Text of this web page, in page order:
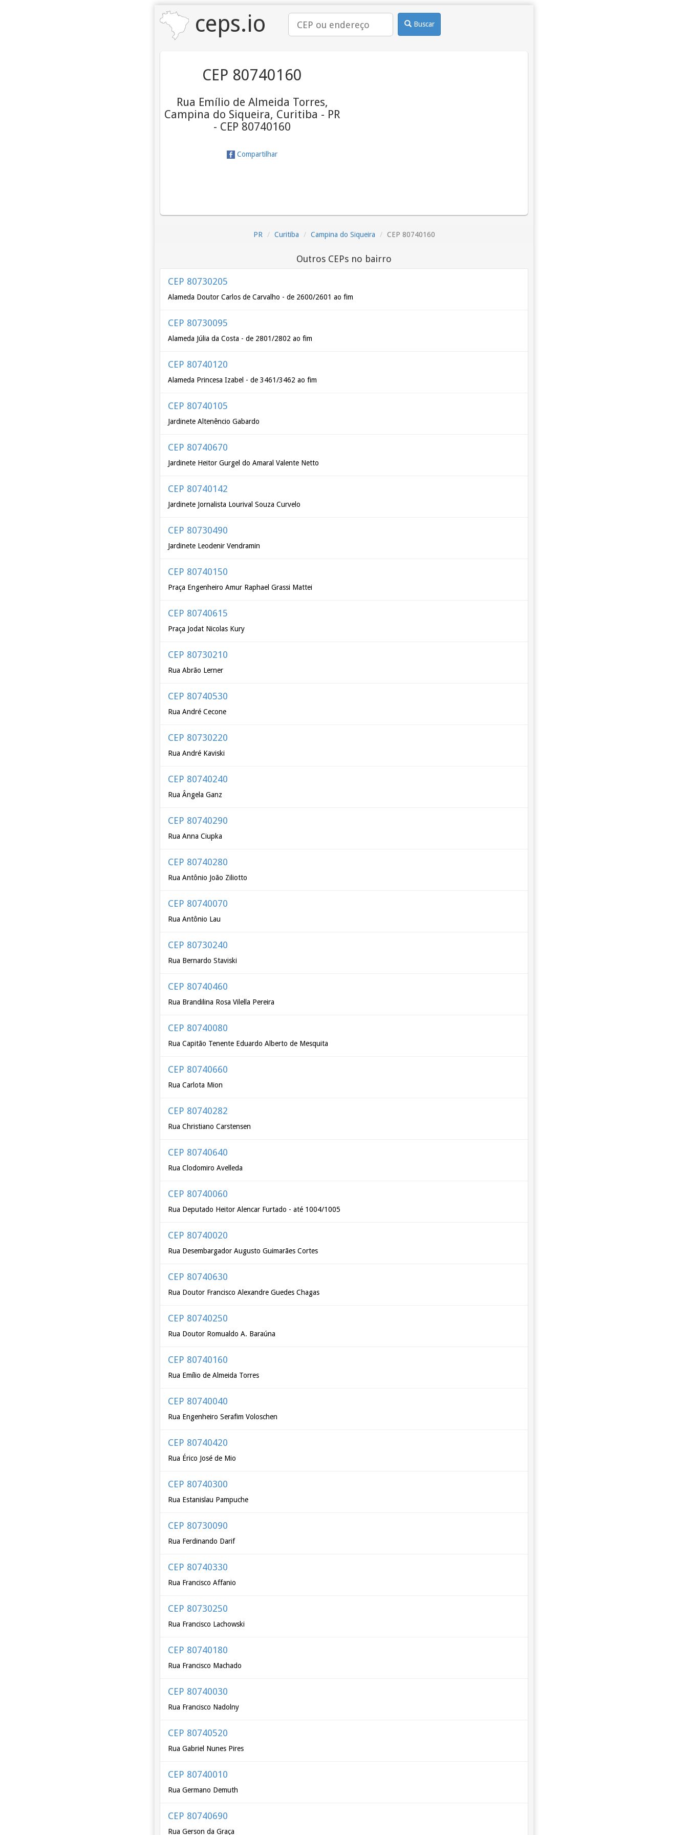
ceps.io Buscar
CEP 80740160
Rua Emílio de Almeida Torres,
Campina do Siqueira, Curitiba - PR
- CEP 80740160
Compartilhar
PR Curitiba Campina do Siqueira CEP 80740160
Outros CEPs no bairro
CEP 80730205
Alameda Doutor Carlos de Carvalho - de 2600/2601 ao fim
CEP 80730095
Alameda Júlia da Costa - de 2801/2802 ao fim
CEP 80740120
Alameda Princesa Izabel - de 3461/3462 ao fim
CEP 80740105
Jardinete Altenêncio Gabardo
CEP 80740670
Jardinete Heitor Gurgel do Amaral Valente Netto
CEP 80740142
Jardinete Jornalista Lourival Souza Curvelo
CEP 80730490
Jardinete Leodenir Vendramin
CEP 80740150
Praça Engenheiro Amur Raphael Grassi Mattei
CEP 80740615
Praça Jodat Nicolas Kury
CEP 80730210
Rua Abrão Lerner
CEP 80740530
Rua André Cecone
CEP 80730220
Rua André Kaviski
CEP 80740240
Rua Ângela Ganz
CEP 80740290
Rua Anna Ciupka
CEP 80740280
Rua Antônio João Ziliotto
CEP 80740070
Rua Antônio Lau
CEP 80730240
Rua Bernardo Staviski
CEP 80740460
Rua Brandilina Rosa Vilella Pereira
CEP 80740080
Rua Capitão Tenente Eduardo Alberto de Mesquita
CEP 80740660
Rua Carlota Mion
CEP 80740282
Rua Christiano Carstensen
CEP 80740640
Rua Clodomiro Avelleda
CEP 80740060
Rua Deputado Heitor Alencar Furtado - até 1004/1005
CEP 80740020
Rua Desembargador Augusto Guimarães Cortes
CEP 80740630
Rua Doutor Francisco Alexandre Guedes Chagas
CEP 80740250
Rua Doutor Romualdo A. Baraúna
CEP 80740160
Rua Emílio de Almeida Torres
CEP 80740040
Rua Engenheiro Serafim Voloschen
CEP 80740420
Rua Érico José de Mio
CEP 80740300
Rua Estanislau Pampuche
CEP 80730090
Rua Ferdinando Darif
CEP 80740330
Rua Francisco Affanio
CEP 80730250
Rua Francisco Lachowski
CEP 80740180
Rua Francisco Machado
CEP 80740030
Rua Francisco Nadolny
CEP 80740520
Rua Gabriel Nunes Pires
CEP 80740010
Rua Germano Demuth
CEP 80740690
Rua Gerson da Graça